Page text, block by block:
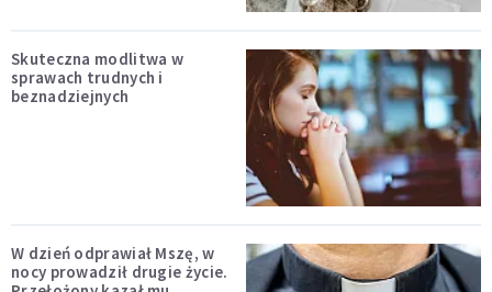
Skuteczna modlitwa w
sprawach trudnych i
beznadziejnych
W dzień odprawiał Mszę, w
nocy prowadził drugie życie.